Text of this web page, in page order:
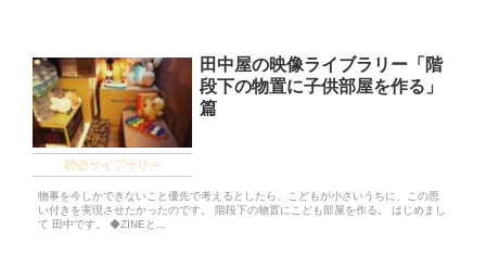
映像ライブラリー
田中屋の映像ライブラリー「階
段下の物置に子供部屋を作る」
篇
物事を今しかできないこと優先で考えるとしたら、こどもが小さいうちに、この思
い付きを実現させたかったのです。 階段下の物置にこども部屋を作る。 はじめまし
て 田中です。 ◆ZINEと...